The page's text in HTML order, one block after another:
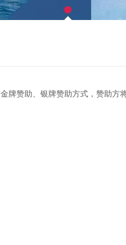
赞助、银牌赞助方式，赞助方